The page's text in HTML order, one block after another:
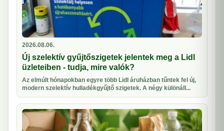
2026.08.06.
Új szelektív gyűjtőszigetek jelentek meg a Lidl
üzleteiben - tudja, mire valók?
Az elmúlt hónapokban egyre több Lidl áruházban tűntek fel új,
modern szelektív hulladékgyűjtő szigetek. A négy különáll...